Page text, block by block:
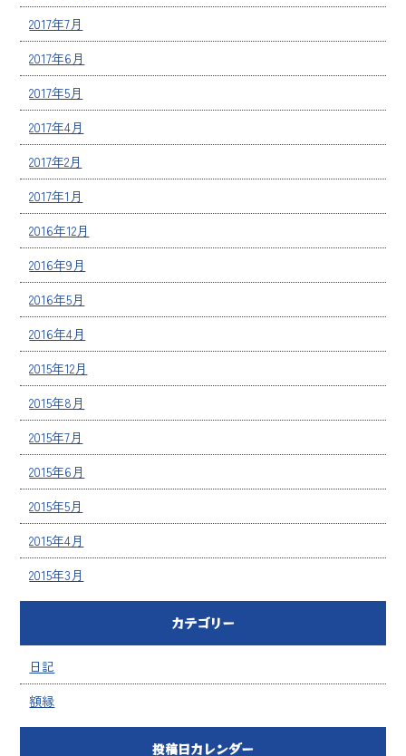
2017年7月
2017年6月
2017年5月
2017年4月
2017年2月
2017年1月
2016年12月
2016年9月
2016年5月
2016年4月
2015年12月
2015年8月
2015年7月
2015年6月
2015年5月
2015年4月
2015年3月
カテゴリー
日記
額縁
投稿日カレンダー